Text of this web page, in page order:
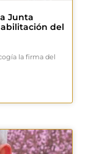
Junta
del
la firma del